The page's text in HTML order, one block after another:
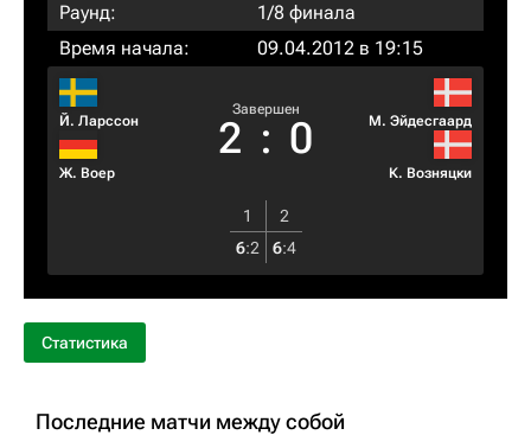
Раунд:
1/8 финала
Время начала:
09.04.2012 в 19:15
Й. Ларссон
Ж. Воер
Завершен
2 : 0 М. Эйдесгаард
К. Возняцки
1
2
6:2 6:4
Статистика
Последние матчи между собой